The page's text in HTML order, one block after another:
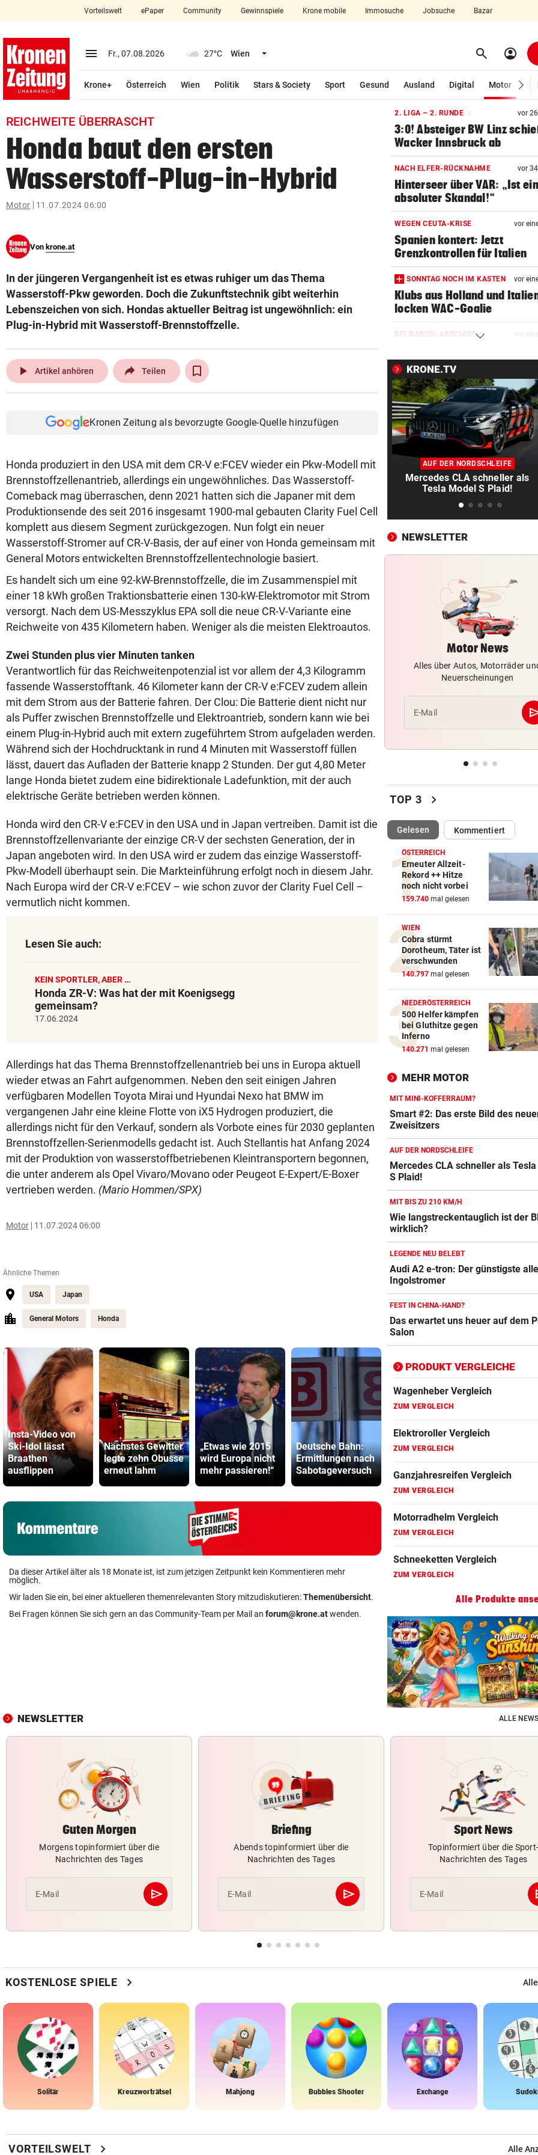
closeSchließen
account_circle Anmelden
arrow_right
pin_drop
bookmark
search
Suchbegriff
© Krone Multimedia GmbH & Co KG 2026
Muthgasse 2, 1190 Wien
Vorteilswelt ePaper Community Gewinnspiele Krone mobile Immosuche Jobsuche Bazar
menu Menü aufklappen
Fr., 07.08.2026 27°C Wien Menü aufklappen search Suchen
account_circle
Krone+ Österreich Wien Politik Stars & Society Sport Gesund Ausland Digital Motor
REICHWEITE ÜBERRASCHT
Honda baut den ersten
Wasserstoff-Plug-in-Hybrid
Motor 11.07.2024 06:00
Von krone.at
In der jüngeren Vergangenheit ist es etwas ruhiger um das Thema
Wasserstoff-Pkw geworden. Doch die Zukunftstechnik gibt weiterhin
Lebenszeichen von sich. Hondas aktueller Beitrag ist ungewöhnlich: ein
Plug-in-Hybrid mit Wasserstoff-Brennstoffzelle.
play_arrow Artikel anhören Teilen
Kronen Zeitung als bevorzugte Google-Quelle hinzufügen
Honda produziert in den USA mit dem CR-V e:FCEV wieder ein Pkw-Modell mit
Brennstoffzellenantrieb, allerdings ein ungewöhnliches. Das Wasserstoff-
Comeback mag überraschen, denn 2021 hatten sich die Japaner mit dem
Produktionsende des seit 2016 insgesamt 1900-mal gebauten Clarity Fuel Cell
komplett aus diesem Segment zurückgezogen. Nun folgt ein neuer
Wasserstoff-Stromer auf CR-V-Basis, der auf einer von Honda gemeinsam mit
General Motors entwickelten Brennstoffzellentechnologie basiert.
Es handelt sich um eine 92-kW-Brennstoffzelle, die im Zusammenspiel mit
einer 18 kWh großen Traktionsbatterie einen 130-kW-Elektromotor mit Strom
versorgt. Nach dem US-Messzyklus EPA soll die neue CR-V-Variante eine
Reichweite von 435 Kilometern haben. Weniger als die meisten Elektroautos.
Zwei Stunden plus vier Minuten tanken
Verantwortlich für das Reichweitenpotenzial ist vor allem der 4,3 Kilogramm
fassende Wasserstofftank. 46 Kilometer kann der CR-V e:FCEV zudem allein
mit dem Strom aus der Batterie fahren. Der Clou: Die Batterie dient nicht nur
als Puffer zwischen Brennstoffzelle und Elektroantrieb, sondern kann wie bei
einem Plug-in-Hybrid auch mit extern zugeführtem Strom aufgeladen werden.
Während sich der Hochdrucktank in rund 4 Minuten mit Wasserstoff füllen
lässt, dauert das Aufladen der Batterie knapp 2 Stunden. Der gut 4,80 Meter
lange Honda bietet zudem eine bidirektionale Ladefunktion, mit der auch
elektrische Geräte betrieben werden können.
Honda wird den CR-V e:FCEV in den USA und in Japan vertreiben. Damit ist die
Brennstoffzellenvariante der einzige CR-V der sechsten Generation, der in
Japan angeboten wird. In den USA wird er zudem das einzige Wasserstoff-
Pkw-Modell überhaupt sein. Die Markteinführung erfolgt noch in diesem Jahr.
Nach Europa wird der CR-V e:FCEV – wie schon zuvor der Clarity Fuel Cell –
vermutlich nicht kommen.
Lesen Sie auch:
KEIN SPORTLER, ABER …
Honda ZR-V: Was hat der mit Koenigsegg
gemeinsam?
17.06.2024
Allerdings hat das Thema Brennstoffzellenantrieb bei uns in Europa aktuell
wieder etwas an Fahrt aufgenommen. Neben den seit einigen Jahren
verfügbaren Modellen Toyota Mirai und Hyundai Nexo hat BMW im
vergangenen Jahr eine kleine Flotte von iX5 Hydrogen produziert, die
allerdings nicht für den Verkauf, sondern als Vorbote eines für 2030 geplanten
Brennstoffzellen-Serienmodells gedacht ist. Auch Stellantis hat Anfang 2024
mit der Produktion von wasserstoffbetriebenen Kleintransportern begonnen,
die unter anderem als Opel Vivaro/Movano oder Peugeot E-Expert/E-Boxer
vertrieben werden. (Mario Hommen/SPX)
Motor 11.07.2024 06:00
Ähnliche Themen
USA Japan
General Motors Honda
Insta-Video von
Ski-Idol lässt
Braathen
ausflippen
Nächstes Gewitter
legte zehn Obusse
erneut lahm
„Etwas wie 2015
wird Europa nicht
mehr passieren!“
Deutsche Bahn:
Ermittlungen nach
Sabotageversuch
Brutal! Amateur-
Blitz-Einschlag
Sager
gegen
Da dieser Artikel älter als 18 Monate ist, ist zum jetzigen Zeitpunkt kein Kommentieren mehr
möglich.
Wir laden Sie ein, bei einer aktuelleren themenrelevanten Story mitzudiskutieren:Themenübersicht.
Bei Fragen können Sie sich gern an das Community-Team per Mail an forum@krone.atwenden.
2. LIGA – 2. RUNDE vor
3:0! Absteiger BW Linz
Wacker Innsbruck ab
NACH ELFER-RÜCKNAHME vor
Hinterseer über VAR: „Ist ein
absoluter Skandal!“
WEGEN CEUTA-KRISE vor
Spanien kontert: Jetzt
Grenzkontrollen für Italien
SONNTAG NOCH IM KASTEN vor
Klubs aus Holland und
locken WAC-Goalie
BEI BARESI-ABSCHIED vor
mit Mallet-Finger
KIND UND PARTNER TOT vor
Traktor-Unglück: Mutter
meldet sich zu Wort
STRATEGIE FEHLT vor
Schutz vor Drohnen?
hat keinen Plan
3:1 nach 0:1! Altach dreht
gegen WSG Tirol
KRITIK AUS POLITIK vor
300.000 Euro auf
NACH WIEN AUF MYKONOS
Luxus am Meer! Sabalenka
gewährt private Einblicke
„IHR SEID DER HAMMER!“ vor 2
Feuerwehr befreite Kalb aus
misslicher Lage
vor
eines Kult-Sponsors
Enttäuschende Zweitliga-
Rückkehr nach Grödig
2. LIGA – 2. RUNDE
Fehlstart komplett! Nächste
für St. Pölten
WANDERER AUSGEFLOGEN vor
Wieder Muren nach
Dramatik im Valser Tal
IN GREENSBORO vor
Straka verpasst bei PGA-
den Cut vorzeitig
SCHRIEB WM-GESCHICHTE
Bayern kassiert Millionen –
Transfer-Clou
AUFREGUNG IM NETZ vor
Anwalt auf den Plan
TROTZ ENTSCHULDIGUNG
Sager wirkt nach: Mütter-
Aufstand gegen Kanzler
SCHLÜSSEL IM PKW vor
Dreijähriger Bub wurde aus
heißem Auto gerettet
KRONE.TV
AUF DER NORDSCHLEIFE
Mercedes CLA schneller als
Tesla Model S Plaid!
NEWSLETTER
Motor News
Alles über Autos, Motorräder
Neuerscheinungen
E-Mail
TOP 3 chevron_right
Gelesen(ausgewählt)Kommentiert
ÖSTERREICH
Erneuter Allzeit-
Rekord ++ Hitze
noch nicht vorbei
159.740 mal gelesen
WIEN
Cobra stürmt
Dorotheum, Täter ist
verschwunden
140.797 mal gelesen
NIEDERÖSTERREICH
500 Helfer kämpfen
bei Gluthitze gegen
Inferno
140.271 mal gelesen
MEHR MOTOR
MIT MINI-KOFFERRAUM?
Smart #2: Das erste Bild des
Zweisitzers
AUF DER NORDSCHLEIFE
Mercedes CLA schneller als
S Plaid!
MIT BIS ZU 210 KM/H
Wie langstreckentauglich ist der
wirklich?
LEGENDE NEU BELEBT
Audi A2 e-tron: Der günstigste
Ingolstromer
FEST IN CHINA-HAND?
Das erwartet uns heuer auf dem
Salon
PRODUKT VERGLEICHE
Autobatterie Vergleich
ZUM VERGLEICH
Winterreifen Vergleich
Wagenheber Vergleich
ZUM VERGLEICH
Elektroroller Vergleich
ZUM VERGLEICH
Ganzjahresreifen Vergleich
ZUM VERGLEICH
Motorradhelm Vergleich
ZUM VERGLEICH
Schneeketten Vergleich
ZUM VERGLEICH
ZUM VERGLEICH
Autokredit Vergleich
ZUM VERGLEICH
Kompressor Vergleich
ZUM VERGLEICH
Alle Produkte
NEWSLETTER ALLE
Guten Morgen
Morgens topinformiert über die
Nachrichten des Tages
E-Mail send
Abschicken
Briefing
Abends topinformiert über die
Nachrichten des Tages
E-Mail send
Abschicken
Sport News
Topinformiert über die Sport-
Nachrichten des Tages
E-Mail
KOSTENLOSE SPIELE chevron_right
Solitär Kreuzworträtsel Mahjong Bubbles Shooter Exchange
VORTEILSWELT chevron_right Alle